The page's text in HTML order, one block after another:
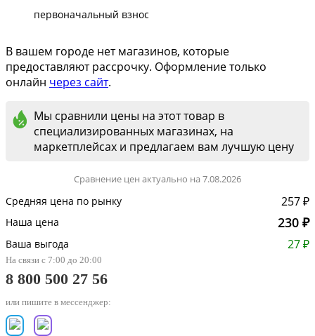
первоначальный взнос
В вашем городе нет магазинов, которые
предоставляют рассрочку. Оформление только
онлайн через сайт.
Мы сравнили цены на этот товар в
специализированных магазинах, на
маркетплейсах и предлагаем вам лучшую цену
Сравнение цен актуально на 7.08.2026
Средняя цена по рынку 257 ₽
Наша цена 230 ₽
Ваша выгода 27 ₽
На связи с 7:00 до 20:00
8 800 500 27 56
или пишите в мессенджер: